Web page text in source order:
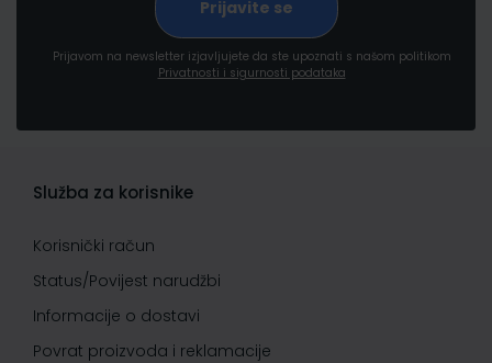
Prijavom na newsletter izjavljujete da ste upoznati s našom politikom
Privatnosti i sigurnosti podataka
Služba za korisnike
Korisnički račun
Status/Povijest narudžbi
Informacije o dostavi
Povrat proizvoda i reklamacije